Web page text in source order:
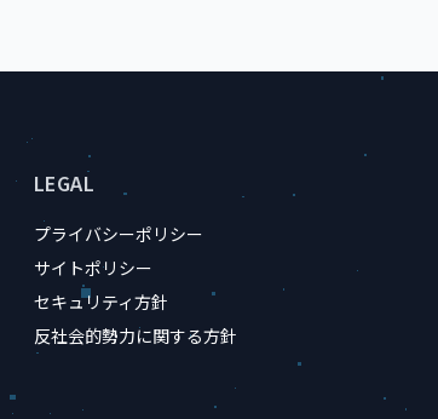
LEGAL
プライバシーポリシー
サイトポリシー
セキュリティ方針
反社会的勢力に関する方針